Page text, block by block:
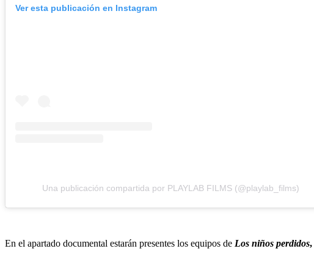
Ver esta publicación en Instagram
Una publicación compartida por PLAYLAB FILMS (@playlab_films)
En el apartado documental estarán presentes los equipos de Los niños perdidos,